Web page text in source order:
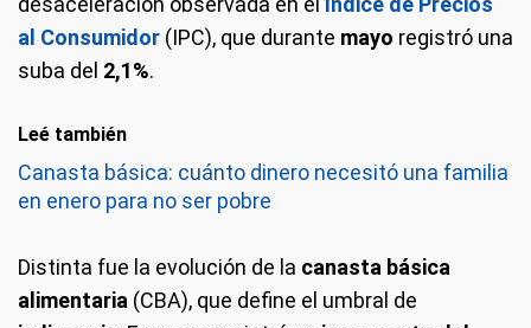
al Consumidor (IPC), que durante mayo registró una
suba del 2,1%.
Leé también
Canasta básica: cuánto dinero necesitó una familia
en enero para no ser pobre
Distinta fue la evolución de la canasta básica
alimentaria (CBA), que define el umbral de